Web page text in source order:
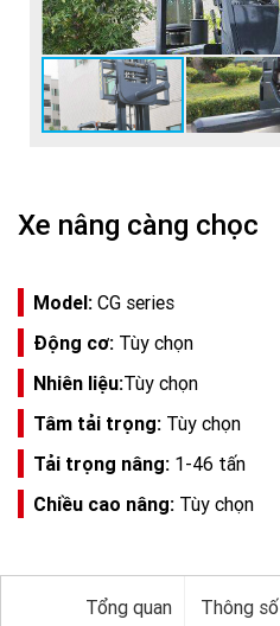
Xe nâng càng chọc
Model: CG series
Động cơ: Tùy chọn
Nhiên liệu:Tùy chọn
Tâm tải trọng: Tùy chọn
Tải trọng nâng: 1-46 tấn
Chiều cao nâng: Tùy chọn
Tổng quan Thông số